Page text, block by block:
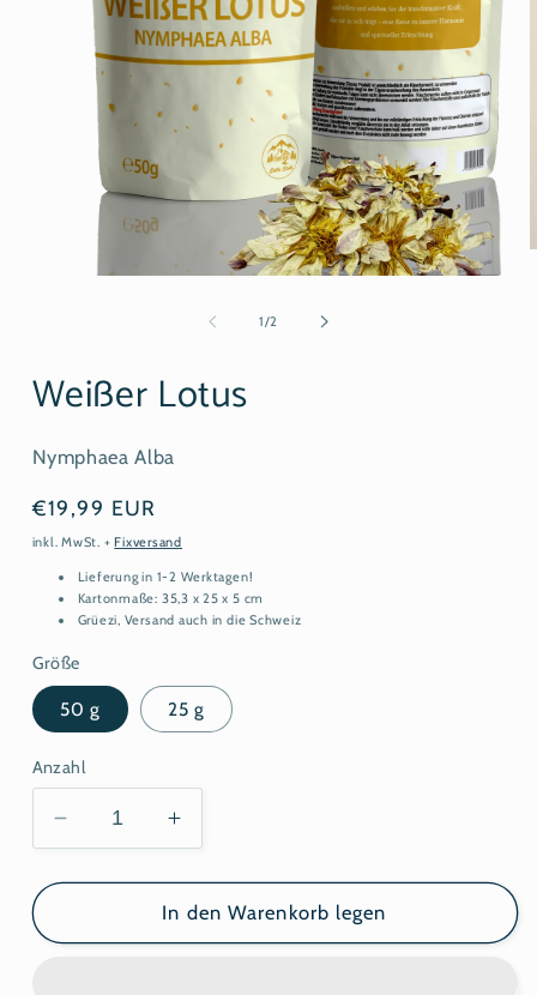
1/von
2
Weißer Lotus
Nymphaea Alba
Normaler
Preis
€19,99 EUR
inkl. MwSt. + Fixversand
Lieferung in 1-2 Werktagen!
Kartonmaße: 35,3 x 25 x 5 cm
Grüezi, Versand auch in die Schweiz
Größe
50 g 25 g
Anzahl
Verringere
die
Menge
Weißer
Erhöhe
die
Menge
für
Weißer
In den Warenkorb legen